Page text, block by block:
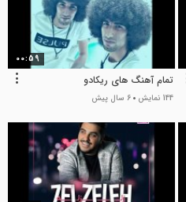
00:59
تمام آهنگ های ریکادو
144 نمایش 6 سال پیش